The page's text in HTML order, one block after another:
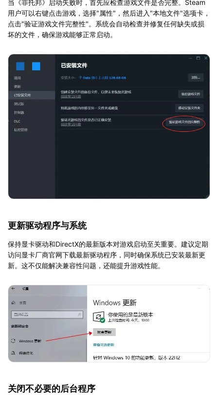
当《罪托邦》启动失败时，首先应检查游戏文件是否完整。Steam
用户可以右键点击游戏，选择"属性"，然后进入"本地文件"选项卡，
点击"验证游戏文件完整性"。系统会自动检查并修复任何缺失或损
坏的文件，确保游戏能够正常启动。
更新驱动程序与系统
保持显卡驱动和DirectX的最新版本对游戏启动至关重要。建议定期
访问显卡厂商官网下载最新驱动程序，同时确保系统已安装最新更
新。这不仅能解决兼容性问题，还能提升游戏性能。
关闭不必要的后台程序